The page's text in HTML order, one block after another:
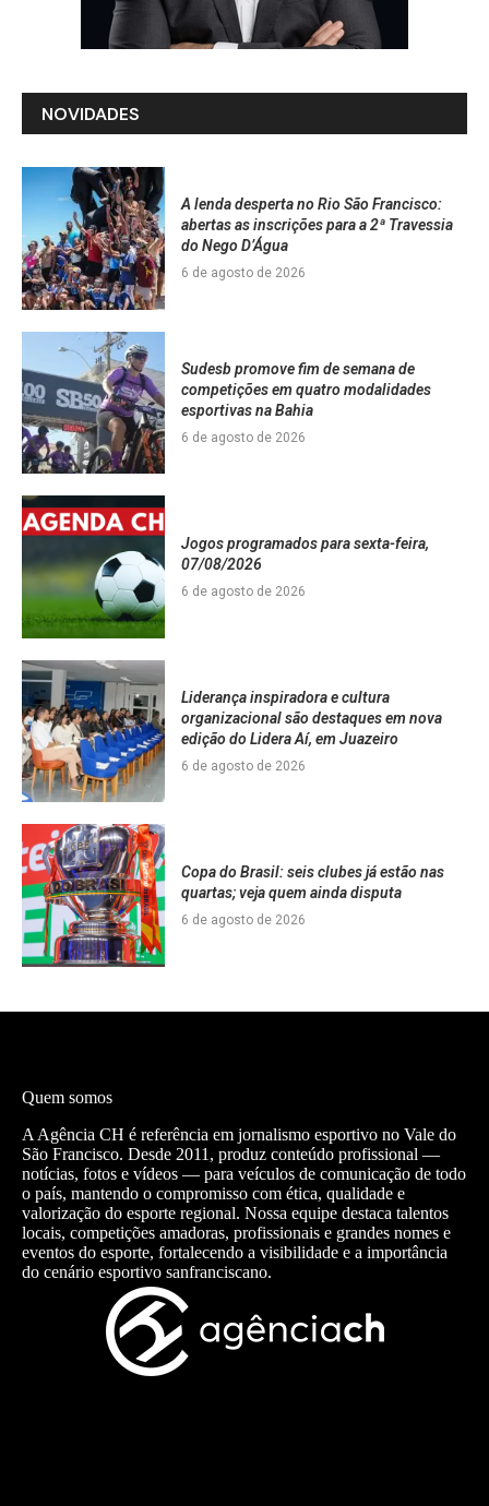
NOVIDADES
A lenda desperta no Rio São Francisco:
abertas as inscrições para a 2ª Travessia
do Nego D’Água
6 de agosto de 2026
Sudesb promove fim de semana de
competições em quatro modalidades
esportivas na Bahia
6 de agosto de 2026
Jogos programados para sexta-feira,
07/08/2026
6 de agosto de 2026
Liderança inspiradora e cultura
organizacional são destaques em nova
edição do Lidera Aí, em Juazeiro
6 de agosto de 2026
Copa do Brasil: seis clubes já estão nas
quartas; veja quem ainda disputa
6 de agosto de 2026
Quem somos
A Agência CH é referência em jornalismo esportivo no Vale do
São Francisco. Desde 2011, produz conteúdo profissional —
notícias, fotos e vídeos — para veículos de comunicação de todo
o país, mantendo o compromisso com ética, qualidade e
valorização do esporte regional. Nossa equipe destaca talentos
locais, competições amadoras, profissionais e grandes nomes e
eventos do esporte, fortalecendo a visibilidade e a importância
do cenário esportivo sanfranciscano.